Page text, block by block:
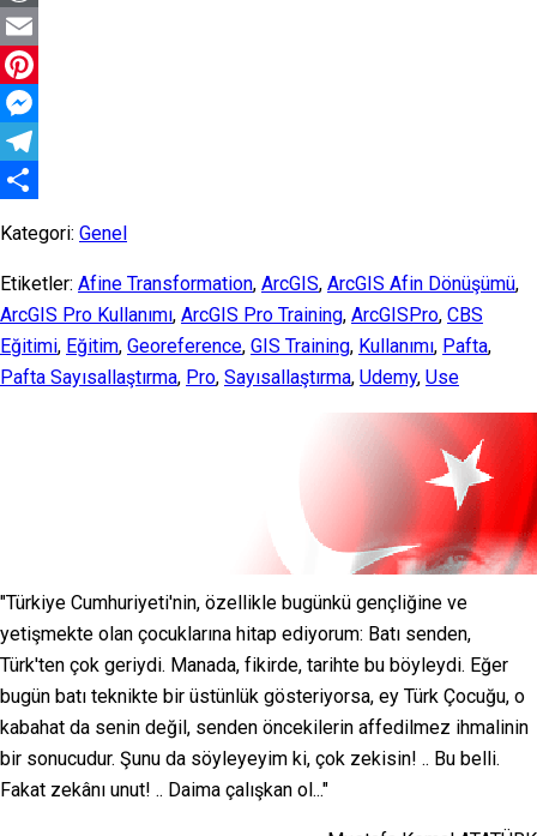
WordPress
Email
Pinterest
Messenger
Telegram
Kategori: Genel
Etiketler: Afine Transformation, ArcGIS, ArcGIS Afin Dönüşümü,
ArcGIS Pro Kullanımı, ArcGIS Pro Training, ArcGISPro, CBS
Eğitimi, Eğitim, Georeference, GIS Training, Kullanımı, Pafta,
Pafta Sayısallaştırma, Pro, Sayısallaştırma, Udemy, Use
"Türkiye Cumhuriyeti'nin, özellikle bugünkü gençliğine ve
yetişmekte olan çocuklarına hitap ediyorum: Batı senden,
Türk'ten çok geriydi. Manada, fikirde, tarihte bu böyleydi. Eğer
bugün batı teknikte bir üstünlük gösteriyorsa, ey Türk Çocuğu, o
kabahat da senin değil, senden öncekilerin affedilmez ihmalinin
bir sonucudur. Şunu da söyleyeyim ki, çok zekisin! .. Bu belli.
Fakat zekânı unut! .. Daima çalışkan ol..."